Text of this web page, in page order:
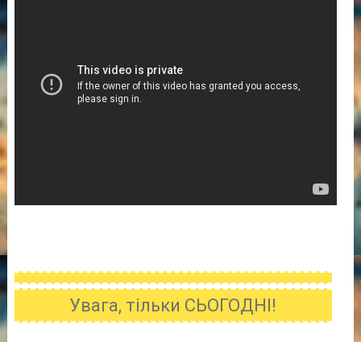
Увага, тільки СЬОГОДНІ!